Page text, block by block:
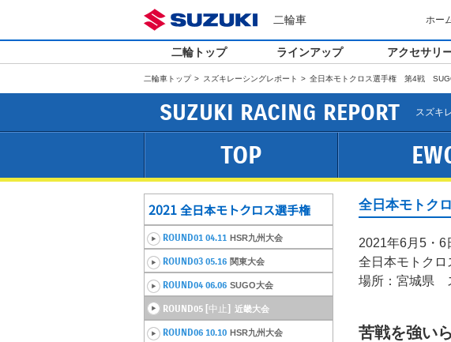
二輪車 ホー
二輪トップ ラインアップ アクセサリ
二輪車トップ スズキレーシングレポート 全日本モトクロス選手権 第4戦
SUZUKI RACING REPORT スズキ
TOP
2021全日本モトクロス選手権
ROUND01 04.11 HSR九州大会
ROUND03 05.16 関東大会
ROUND04 06.06 SUGO大会
ROUND05 [中止] 近畿大会
ROUND06 10.10 HSR九州大会
全日本モトク
2021年6月5・6
全日本モトク
場所：宮城県
苦戦を強い